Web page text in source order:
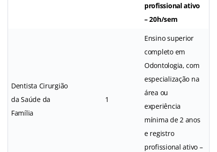
profissional ativo
– 20h/sem
Dentista Cirurgião
da Saúde da
Família
1
Ensino superior
completo em
Odontologia, com
especialização na
área ou
experiência
mínima de 2 anos
e registro
profissional ativo –